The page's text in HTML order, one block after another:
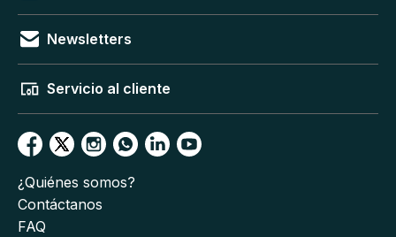
Newsletters
Servicio al cliente
¿Quiénes somos?
Contáctanos
FAQ